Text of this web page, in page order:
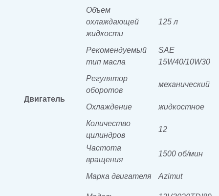
Двигатель
Объем
охлаждающей
жидкости
125 л
Рекомендуемый
тип масла
SAE
15W40/10W30
Регулятор
оборотов
механический
Охлаждение
жидкостное
Количество
цилиндров
12
Частота
вращения
1500 об/мин
Марка двигателя Azimut